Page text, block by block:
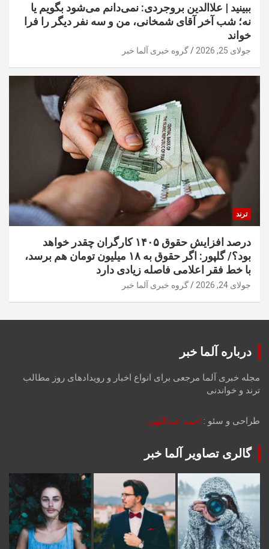
ببینید | علاالدین بروجردی: نمی‌دانم می‌شود بگویم یا
نه؛ شب آخر آقای شمخانی، من و سه نفر دیگر را فرا
خواند
جولای 25, 2026 گروه خبری آلما خبر
ترند
درصد افزایش حقوق ۱۴۰۵ کارگران چقدر خواهد
بود؟/ گلپور: اگر حقوق به ۱۸ میلیون تومان هم برسد،
با خط فقر اعلامی فاصله زیادی دارد
جولای 24, 2026 گروه خبری آلما خبر
درباره آلما خبر
مجله خبری آلما مرجعی برای انواع اخبار و رویدادهای روز مطالب
ترند و خواندنی
طراحی و سئو : احمد عبداللهی
گالری تصاویر آلما خبر